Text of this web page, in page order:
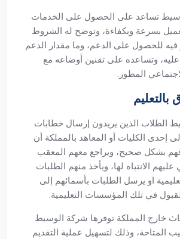
تساعد على الحصول على الخدمات
بسرعة وبكفاءة، وتوضح له الشروط
للحصول على الدعم، وما مقدار الدعم
وتساعده على تقنين أوضاعه مع
المطور.
بالتعليم
الطلاب الذين يريدون إرسال خطابات
إحدى الكليات أو المعاهد بالمملكة أن
بشكل صحيح، ويراجع معهم المعقب
عليهم الانتباه لها، ويأخذ منهم الطلبات
او يرسل الطلبات بأسمائهم إلى
في تلك المؤسسات التعليمية.
خارج المملكة توفرها شركة الوسيط
المتاحة، وذلك لتسهيل عملية التقديم